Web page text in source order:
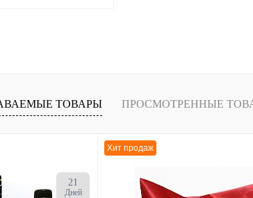
ТОВАРЫ ПРОСМОТРЕННЫЕ
21
Дней
Хит продаж